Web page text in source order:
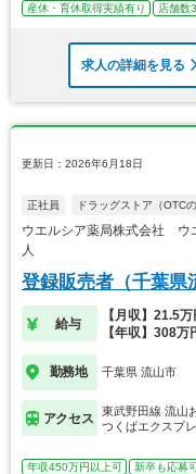
産休・育休取得実績有り
店舗数
求人の詳細を見る
更新日：2026年6月18日
正社員 ドラッグストア（OTCの
ウエルシア薬局株式会社 ウ
人
登録販売者（千葉県
給与
【月収】21.5
【年収】308
勤務地 千葉県 流山市
アクセス
東武野田線 流山
つくばエクスプ
年収450万円以上可 新卒も応募